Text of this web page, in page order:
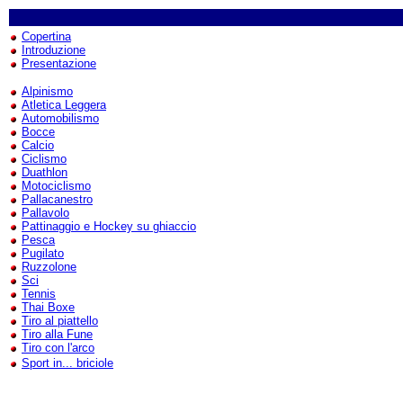
Copertina
Introduzione
Presentazione
Alpinismo
Atletica Leggera
Automobilismo
Bocce
Calcio
Ciclismo
Duathlon
Motociclismo
Pallacanestro
Pallavolo
Pattinaggio e Hockey su ghiaccio
Pesca
Pugilato
Ruzzolone
Sci
Tennis
Thai Boxe
Tiro al piattello
Tiro alla Fune
Tiro con l'arco
Sport in... briciole